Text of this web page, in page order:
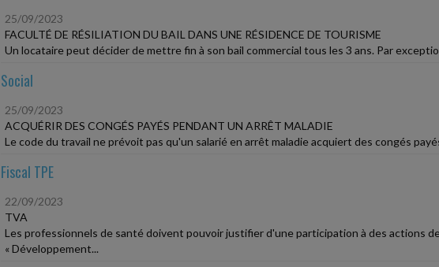
25/09/2023
FACULTÉ DE RÉSILIATION DU BAIL DANS UNE RÉSIDENCE DE TOURISME
Un locataire peut décider de mettre fin à son bail commercial tous les 3 ans. Par
Social
25/09/2023
ACQUÉRIR DES CONGÉS PAYÉS PENDANT UN ARRÊT MALADIE
Le code du travail ne prévoit pas qu'un salarié en arrêt maladie acquiert des congés
Fiscal TPE
22/09/2023
TVA
Les professionnels de santé doivent pouvoir justifier d'une participation à des actions
« Développement...